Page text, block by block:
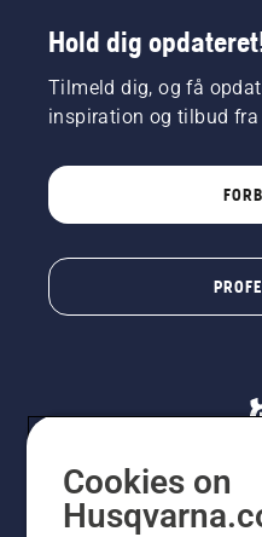
Hold dig
Tilmeld dig, og få
inspiration og tilbud fra
Cookies on